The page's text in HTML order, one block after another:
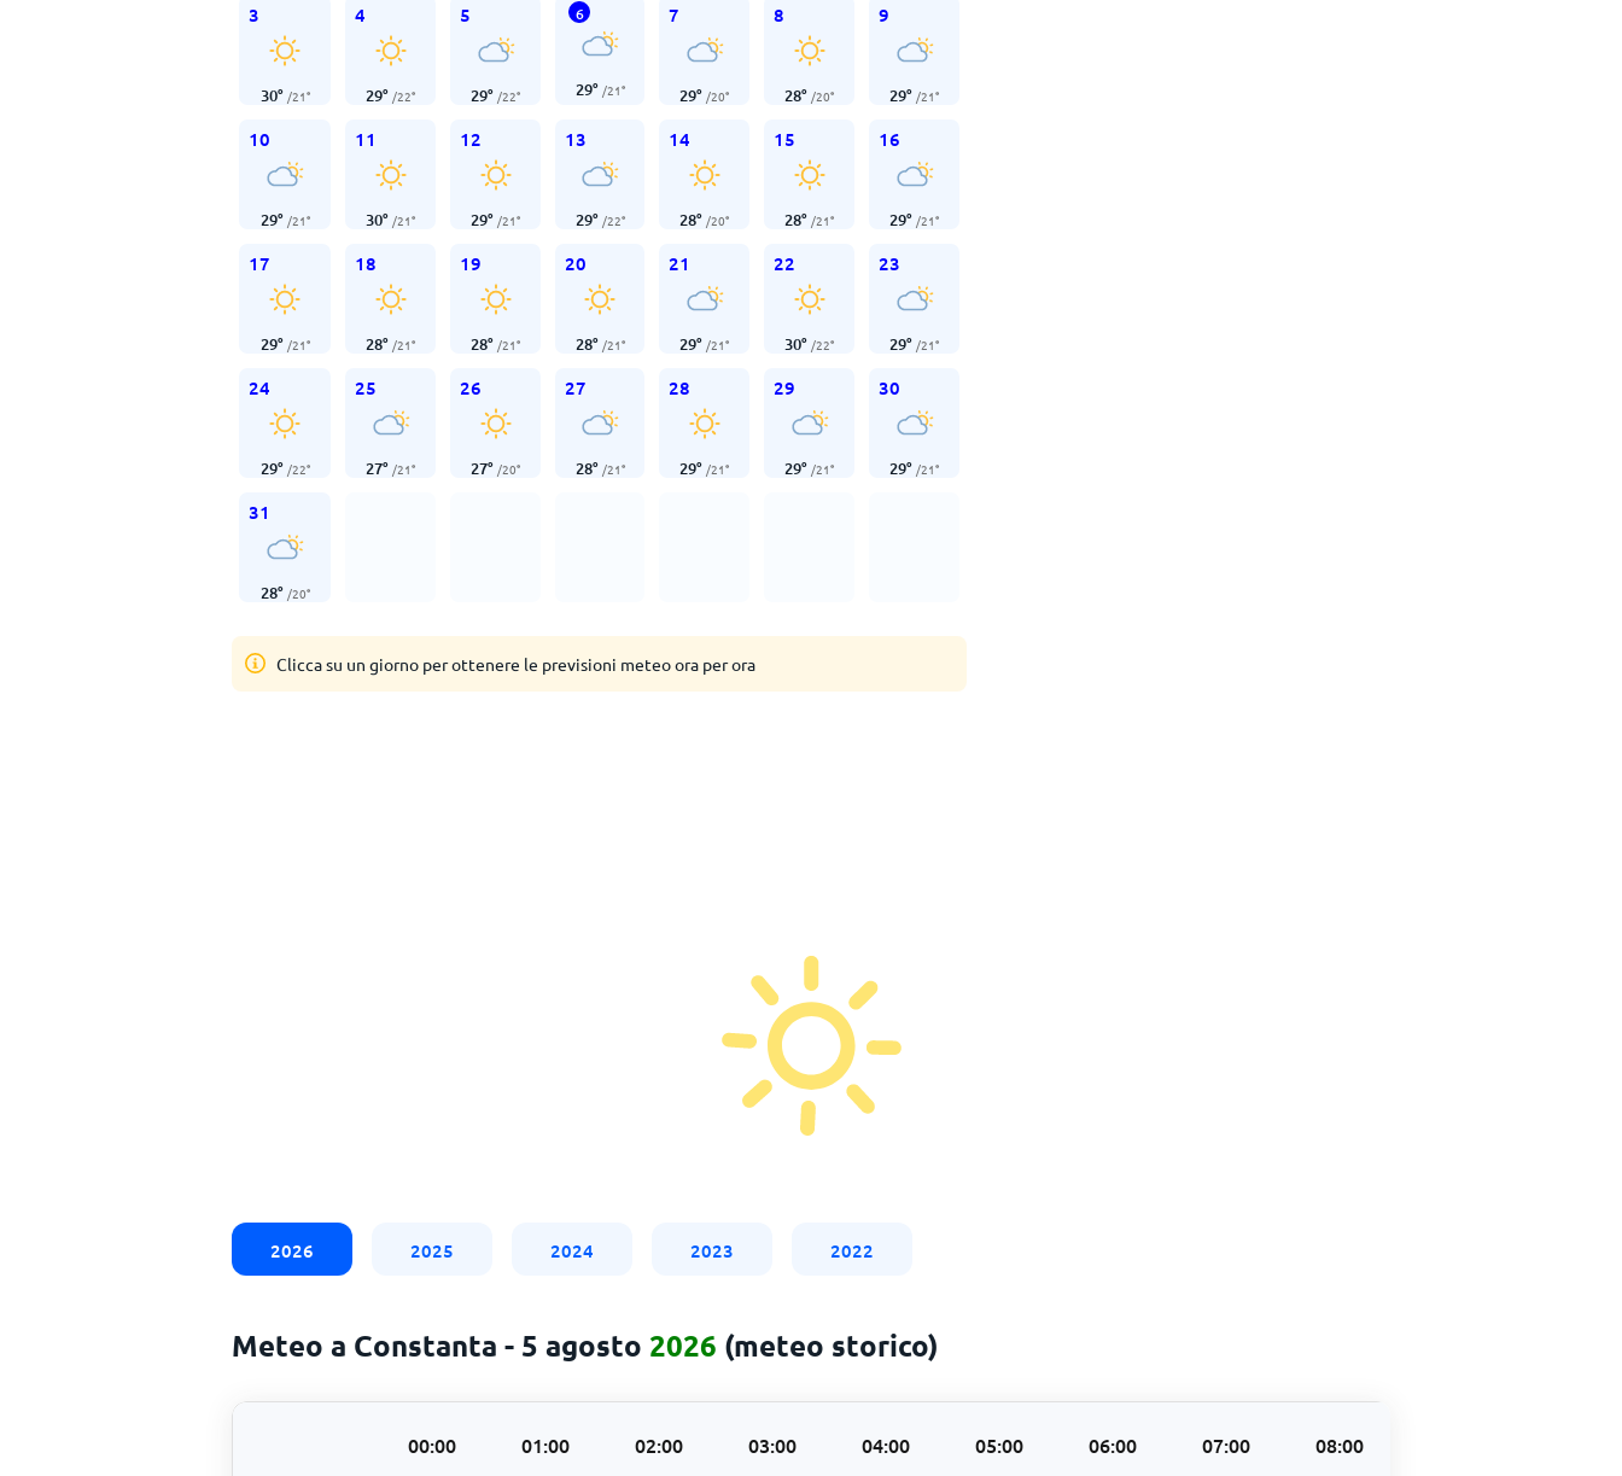
3
30° /21°
4
29° /22°
5
29° /22°
6
29° /21°
7
29° /20°
8
28° /20°
9
29° /21°
10
29° /21°
11
30° /21°
12
29° /21°
13
29° /22°
14
28° /20°
15
28° /21°
16
29° /21°
17
29° /21°
18
28° /21°
19
28° /21°
20
28° /21°
21
29° /21°
22
30° /22°
23
29° /21°
24
29° /22°
25
27° /21°
26
27° /20°
27
28° /21°
28
29° /21°
29
29° /21°
30
29° /21°
31
28° /20°
Clicca su un giorno per ottenere le previsioni meteo ora per ora
2026 2025 2024 2023 2022
Meteo a Constanta - 5 agosto 2026 (meteo storico)
00:00 01:00 02:00 03:00 04:00 05:00 06:00 07:00 08:00